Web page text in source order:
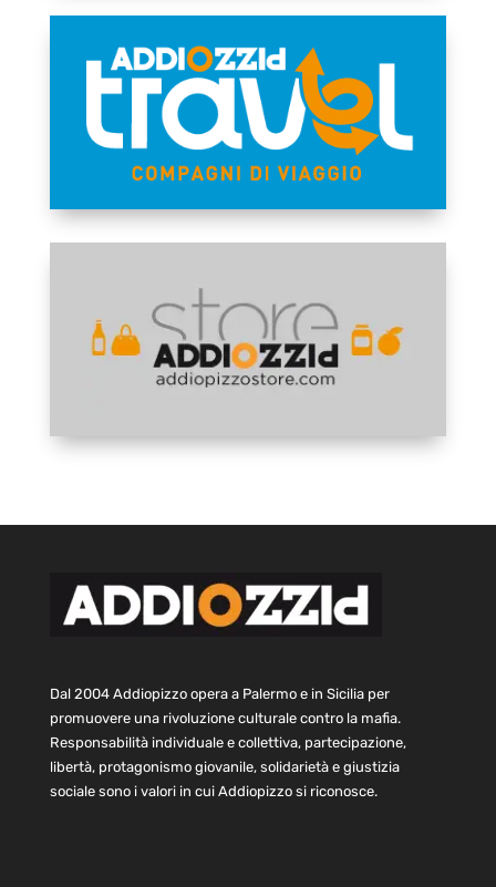
Dal 2004 Addiopizzo opera a Palermo e in Sicilia per
promuovere una rivoluzione culturale contro la mafia.
Responsabilità individuale e collettiva, partecipazione,
libertà, protagonismo giovanile, solidarietà e giustizia
sociale sono i valori in cui Addiopizzo si riconosce.